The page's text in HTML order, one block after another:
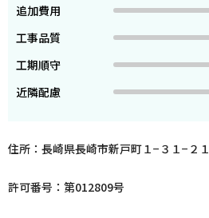
追加費用
工事品質
工期順守
近隣配慮
住所：長崎県長崎市新戸町１−３１−２１
許可番号：第012809号